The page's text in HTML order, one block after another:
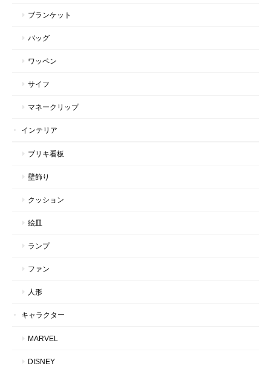
ブランケット
バッグ
ワッペン
サイフ
マネークリップ
インテリア
ブリキ看板
壁飾り
クッション
絵皿
ランプ
ファン
人形
キャラクター
MARVEL
DISNEY